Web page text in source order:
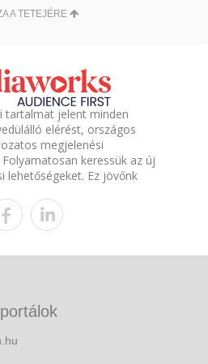
A TETEJÉRE
tartalmat jelent minden
elérést, országos
megjelenési
keressük az új
lehetőségeket. Ez jövőnk